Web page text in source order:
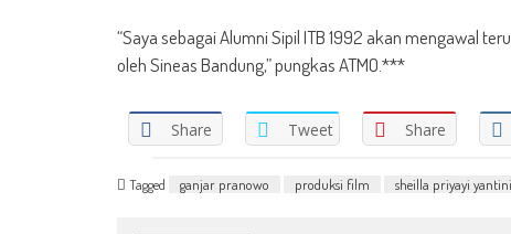
“Saya sebagai Alumni Sipil ITB 1992 akan mengawal
oleh Sineas Bandung,” pungkas ATMO.***
Share Tweet Share
Tagged ganjar pranowo produksi film sheilla priyayi yantini